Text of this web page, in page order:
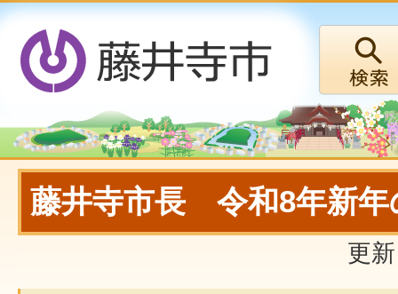
藤井寺市長 令和8年新年
更